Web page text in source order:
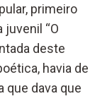
primeiro
“O
deste
havia de
que dava que